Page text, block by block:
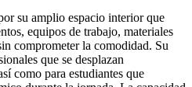
su amplio espacio interior que
equipos de trabajo, materiales
comprometer la comodidad. Su
que se desplazan
como para estudiantes que